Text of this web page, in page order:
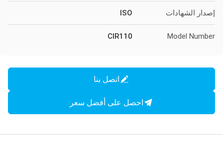
إصدار الشهادات ISO
Model Number
CIR110
اتصل بنا
احصل على أفضل سعر